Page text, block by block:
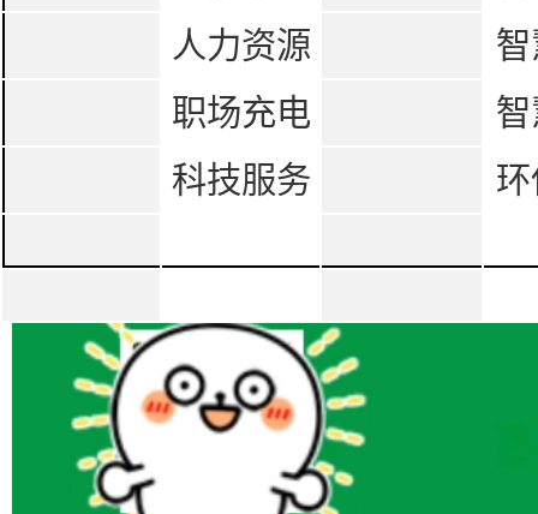
人力资源
职场充电
科技服务